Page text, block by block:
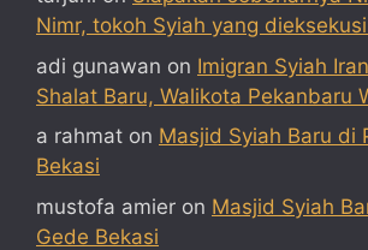
Nimr, tokoh Syiah yang
adi gunawan on Imigran Syiah
Shalat Baru, Walikota Pekanbaru
a rahmat on Masjid Syiah Baru di
Bekasi
mustofa amier on Masjid Syiah
Gede Bekasi